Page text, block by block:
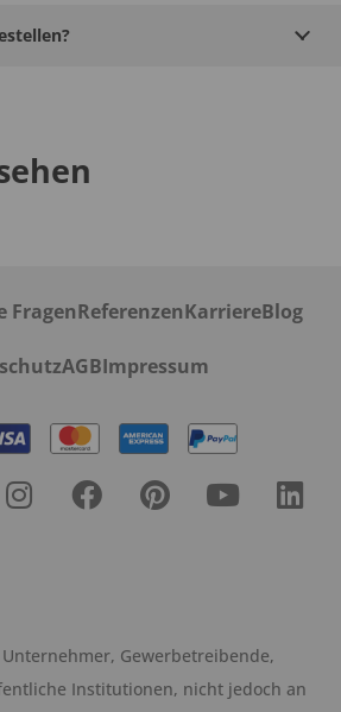
FragenReferenzenKarriereBlog
AGBImpressum
Gewerbetreibende,
Institutionen, nicht jedoch an